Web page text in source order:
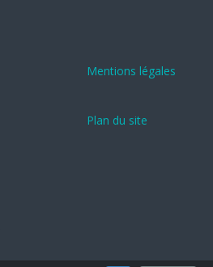
Mentions légales
Plan du site